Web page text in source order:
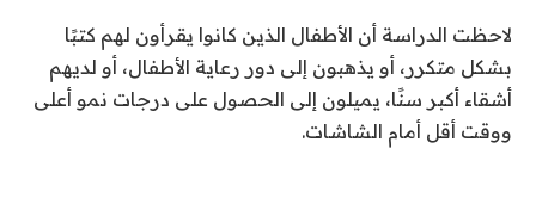
لاحظت الدراسة أن الأطفال الذين كانوا يقرأون لهم كتبًا
بشكل متكرر، أو يذهبون إلى دور رعاية الأطفال، أو لديهم
أشقاء أكبر سنًا، يميلون إلى الحصول على درجات نمو أعلى
ووقت أقل أمام الشاشات.